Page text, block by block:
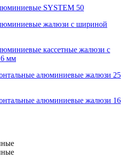
SYSTEM 50
жалюзи с шириной
кассетные жалюзи с
мм
алюминиевые жалюзи 25
алюминиевые жалюзи 16